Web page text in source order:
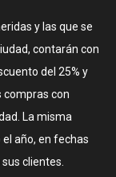
y las que se
contarán con
del 25% y
compras con
La misma
año, en fechas
clientes.